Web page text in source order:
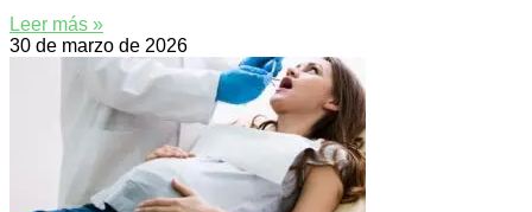
Leer más »
30 de marzo de 2026